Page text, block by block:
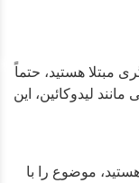
مبتلا هستید، حتماً
لیدوکائین، این
موضوع را با